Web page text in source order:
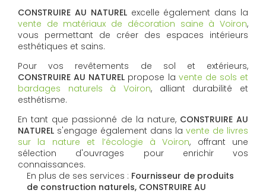
CONSTRUIRE AU NATURELexcelle également dans la
vente de matériaux de décoration saine à Voiron,
vous permettant de créer des espaces intérieurs
esthétiques et sains.
Pour vos revêtements de sol et extérieurs,
CONSTRUIRE AU NATUREL propose la vente de sols et
bardages naturels à Voiron, alliant durabilité et
esthétisme.
En tant que passionné de la nature, CONSTRUIRE AU
NATUREL s'engage également dans la vente de livres
sur la nature et l’écologie à Voiron, offrant une
sélection d'ouvrages pour enrichir vos
connaissances.
En plus de ses services : Fournisseur de produits
de construction naturels, CONSTRUIRE AU